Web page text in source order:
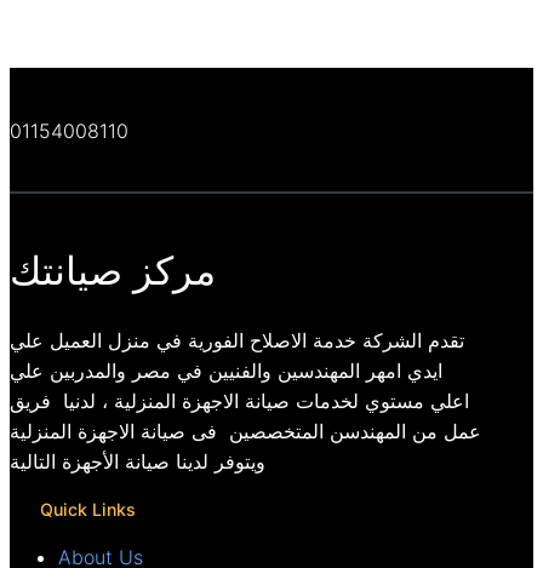
01154008110
مركز صيانتك
تقدم الشركة خدمة الاصلاح الفورية في منزل العميل علي
ايدي امهر المهندسين والفنيين في مصر والمدربين علي
اعلي مستوي لخدمات صيانة الاجهزة المنزلية ، لدنيا فريق
عمل من المهندسن المتخصصين فى صيانة الاجهزة المنزلية
ويتوفر لدينا صيانة الأجهزة التالية
Quick Links
About Us